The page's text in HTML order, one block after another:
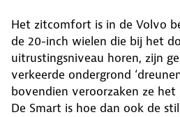
Het zitcomfort is in de Volvo
de 20-inch wielen die bij het
uitrustingsniveau horen, zijn
verkeerde ondergrond
bovendien veroorzaken ze het
De Smart is hoe dan ook de